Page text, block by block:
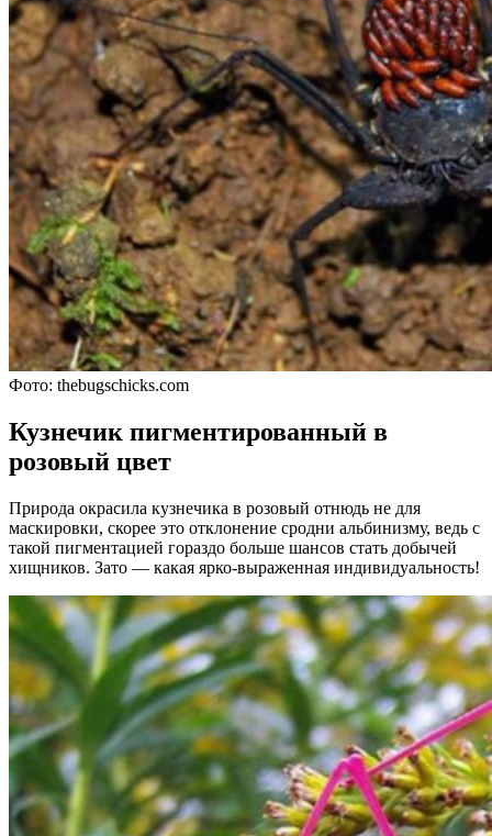
Фото: thebugschicks.com
Кузнечик пигментированный в
розовый цвет
Природа окрасила кузнечика в розовый отнюдь не для
маскировки, скорее это отклонение сродни альбинизму, ведь с
такой пигментацией гораздо больше шансов стать добычей
хищников. Зато — какая ярко-выраженная индивидуальность!